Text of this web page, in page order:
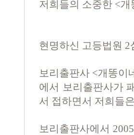
저희들의 소중한 <
현명하신 고등법원 2
보리출판사 <개똥이
에서 보리출판사가
서 접하면서 저희들
보리출판사에서